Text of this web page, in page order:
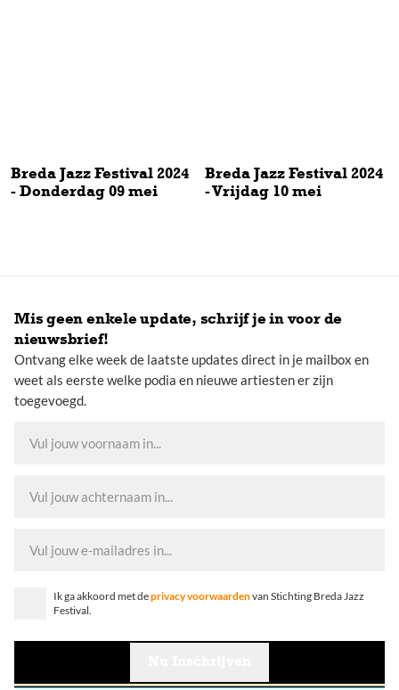
Breda Jazz Festival 2024
- Donderdag 09 mei
Breda Jazz Festival 2024
- Vrijdag 10 mei
Mis geen enkele update, schrijf je in voor de
nieuwsbrief!
Ontvang elke week de laatste updates direct in je mailbox en
weet als eerste welke podia en nieuwe artiesten er zijn
toegevoegd.
Ik ga akkoord met deprivacy voorwaardenvan Stichting Breda Jazz
Festival.